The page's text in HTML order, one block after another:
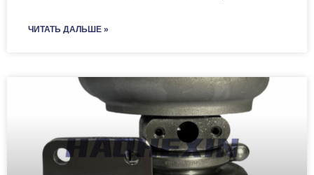
ЧИТАТЬ ДАЛЬШЕ »